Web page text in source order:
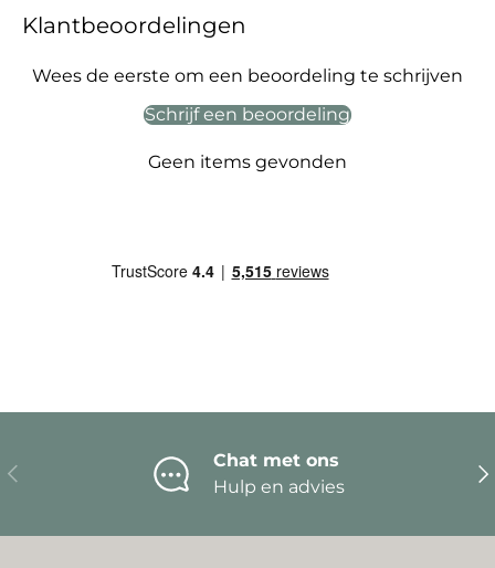
Klantbeoordelingen
Wees de eerste om een beoordeling te schrijven
Schrijf een beoordeling
Geen items gevonden
Vorige
Chat met ons
Hulp en advies